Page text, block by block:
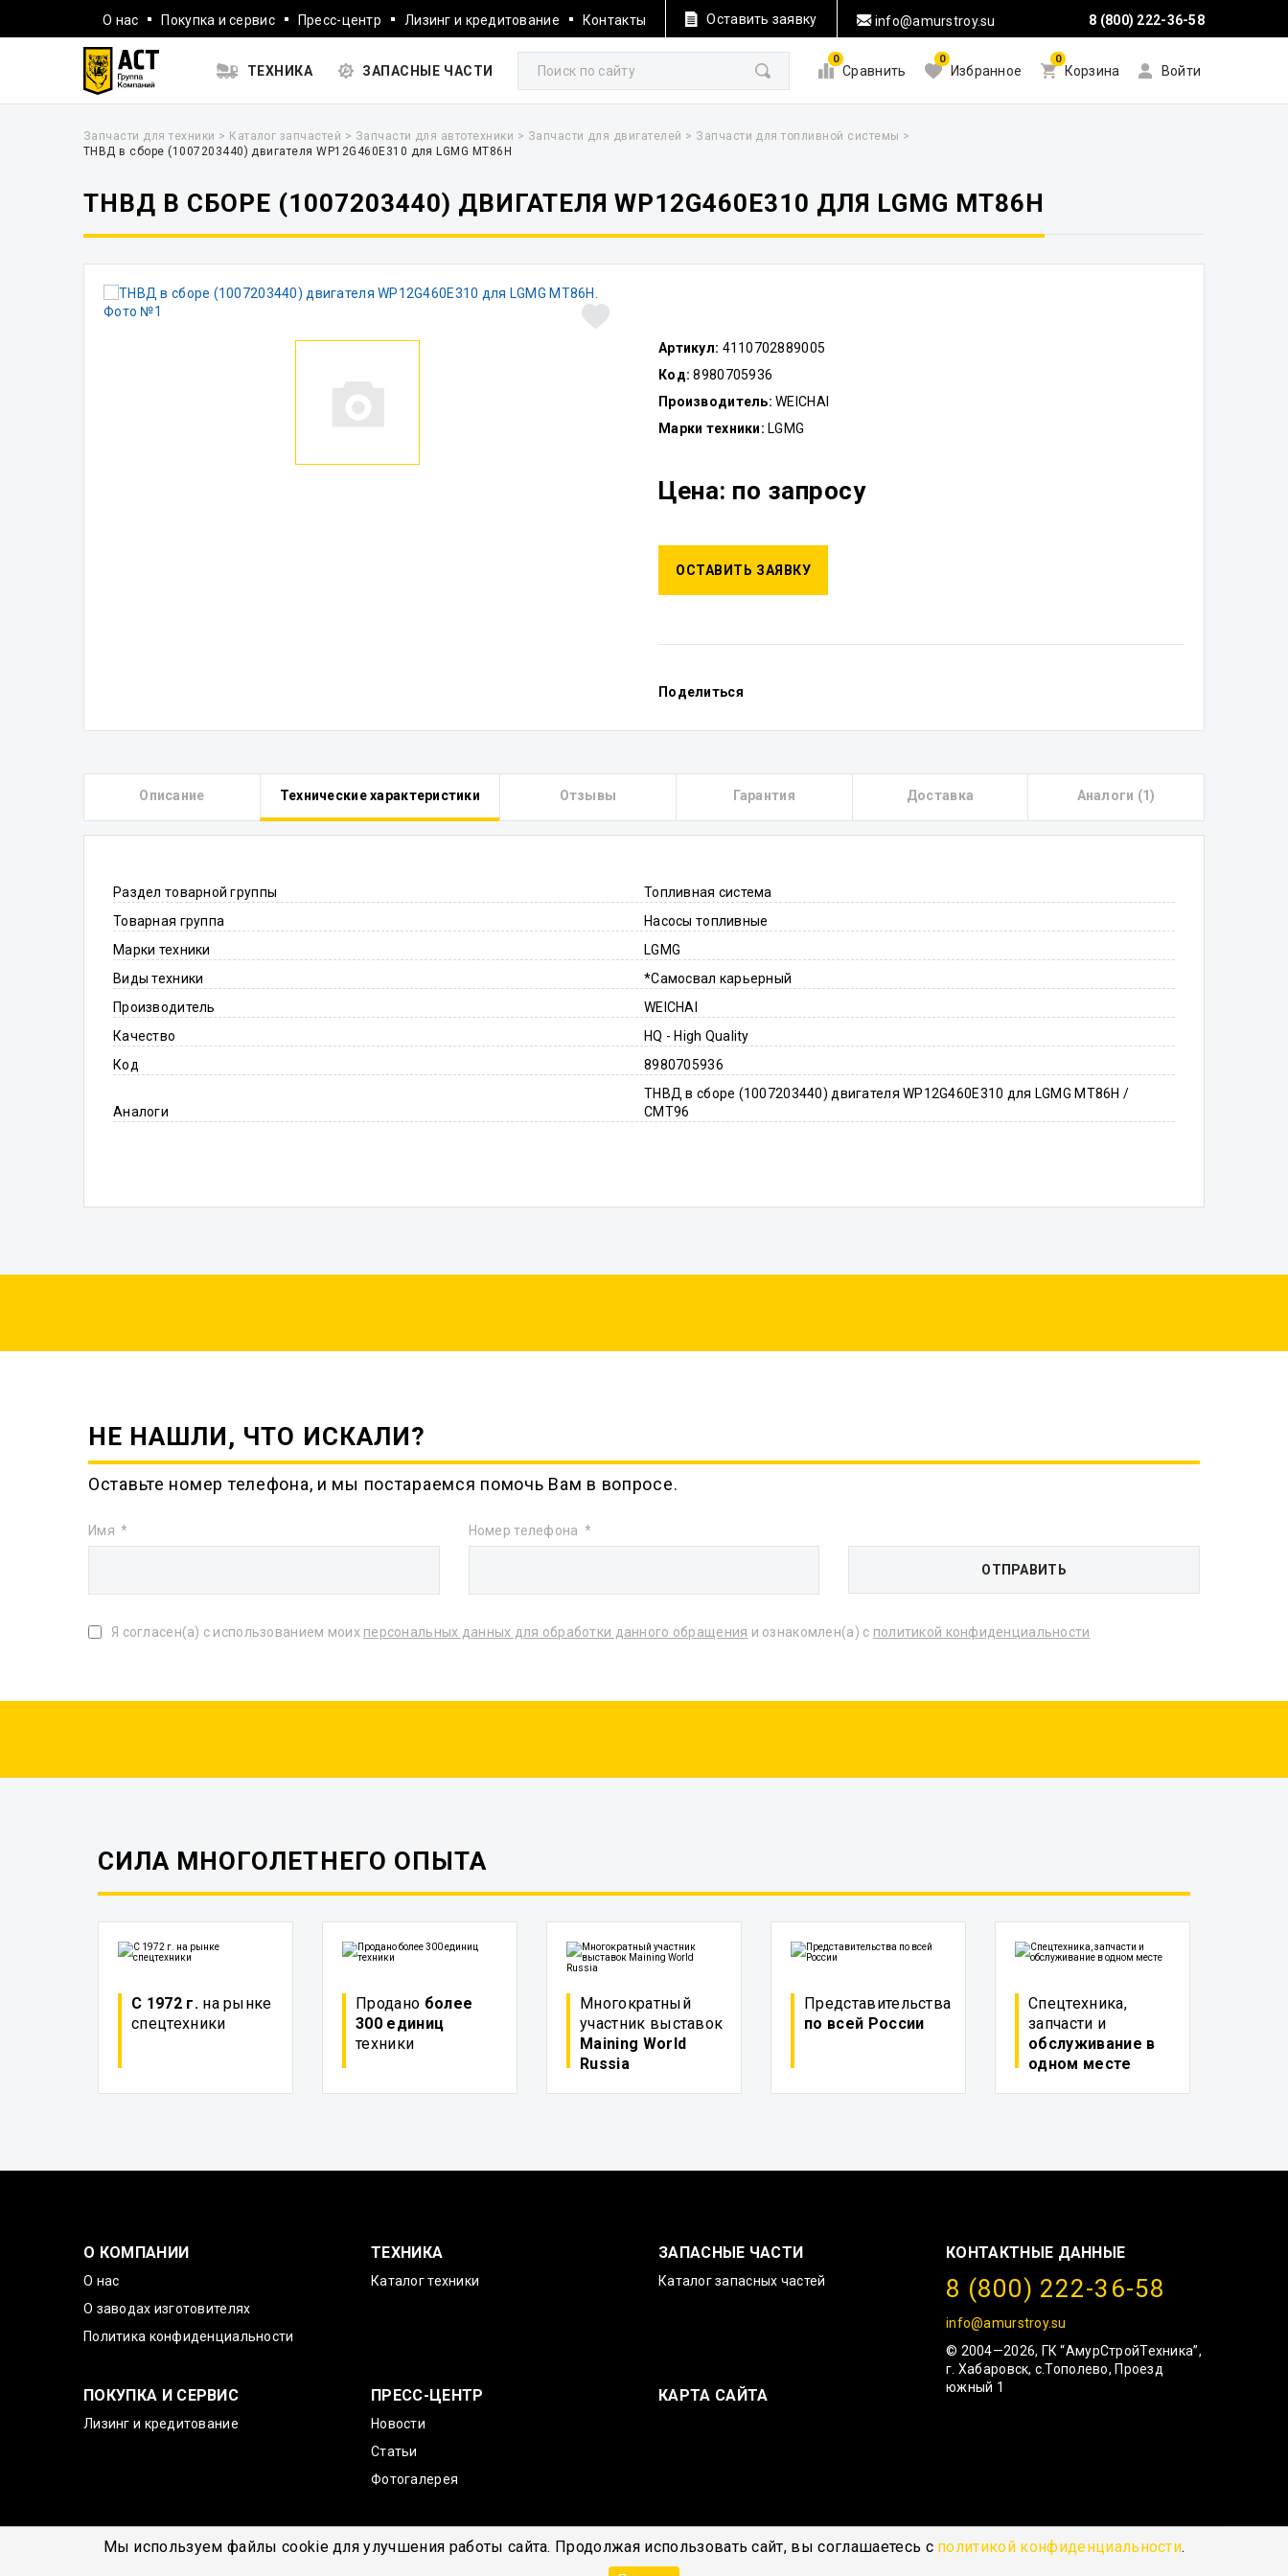
Мы используем файлы cookie для улучшения работы сайта. Продолжая использовать сайт, вы соглашаетесь с политикой конфиденциальности.
О нас Покупка и сервис Пресс-центр Лизинг и кредитование Контакты Оставить заявку info@amurstroy.su 8 (800) 222-36-58
ТЕХНИКА ЗАПАСНЫЕ ЧАСТИ
0
Сравнить
0
Избранное
0
Корзина Войти
Запчасти для техники > Каталог запчастей > Запчасти для автотехники > Запчасти для двигателей > Запчасти для топливной системы >
ТНВД в сборе (1007203440) двигателя WP12G460E310 для LGMG MT86H
ТНВД В СБОРЕ (1007203440) ДВИГАТЕЛЯ WP12G460E310 ДЛЯ LGMG MT86H
Артикул: 4110702889005
Код: 8980705936
Производитель: WEICHAI
Марки техники: LGMG
Цена: по запросу
ОСТАВИТЬ ЗАЯВКУ
Поделиться
Описание Технические характеристики Отзывы Гарантия Доставка Аналоги (1)
Раздел товарной группы
Топливная система
Товарная группа
Насосы топливные
Марки техники
LGMG
Виды техники
*Самосвал карьерный
Производитель
WEICHAI
Качество
HQ - High Quality
Код
8980705936
Аналоги
ТНВД в сборе (1007203440) двигателя WP12G460E310 для LGMG MT86H /
CMT96
НЕ НАШЛИ, ЧТО ИСКАЛИ?
Оставьте номер телефона, и мы постараемся помочь Вам в вопросе.
Имя Номер телефона
Я согласен(а) с использованием моих персональных данных для обработки данного обращения и ознакомлен(а) с политикой конфиденциальности
СИЛА МНОГОЛЕТНЕГО ОПЫТА
С 1972 г.на рынке
спецтехники
Продано более
300 единиц
техники
Многократный
участник выставок
Maining World
Russia
Представительства
по всей России
Спецтехника,
запчасти и
обслуживание в
одном месте
О КОМПАНИИ
О нас
О заводах изготовителях
Политика конфиденциальности
ТЕХНИКА
Каталог техники
ЗАПАСНЫЕ ЧАСТИ
Каталог запасных частей
ПОКУПКА И СЕРВИС
Лизинг и кредитование
ПРЕСС-ЦЕНТР
Новости
Статьи
Фотогалерея
КАРТА САЙТА
КОНТАКТНЫЕ ДАННЫЕ
8 (800) 222-36-58
info@amurstroy.su
© 2004—2026, ГК “АмурСтройТехника”,
г. Хабаровск, с.Тополево, Проезд
южный 1